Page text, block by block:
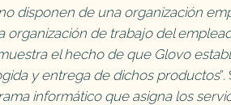
disponen de una organización
organización de trabajo del
el hecho de que Glovo
y entrega de dichos productos
informático que asigna los